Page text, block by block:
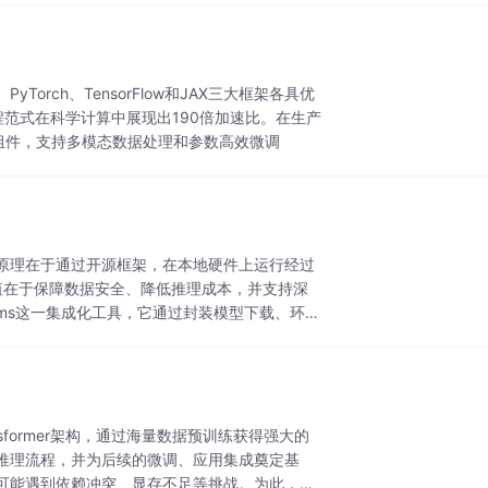
PyTorch、TensorFlow和JAX三大框架各具优
式在科学计算中展现出190倍加速比。在生产
，支持多模态数据处理和参数高效微调
在于通过开源框架，在本地硬件上运行经过
于保障数据安全、降低推理成本，并支持深
这一集成化工具，它通过封装模型下载、环境
架构，通过海量数据预训练获得强大的
流程，并为后续的微调、应用集成奠定基
遇到依赖冲突、显存不足等挑战。为此，开